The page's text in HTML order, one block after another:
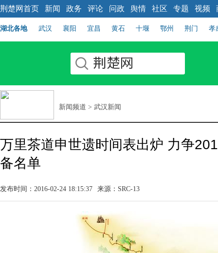
荆楚网首页 新闻 政务 评论 问政 舆情 社区 专题 视频
湖北各地 武汉 襄阳 宜昌 黄石 十堰 鄂州 荆门 孝
新闻频道 > 武汉新闻
万里茶道申世遗时间表出炉 力争
备名单
发布时间：2016-02-24 18:15:37 来源：SRC-13